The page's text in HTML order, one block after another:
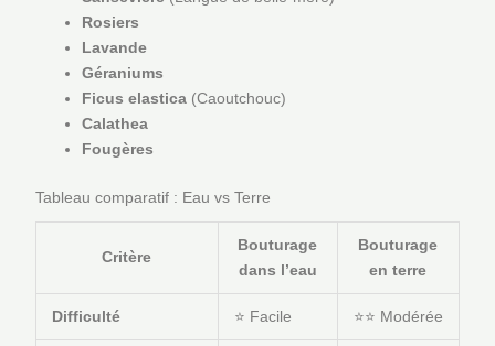
Rosiers
Lavande
Géraniums
Ficus elastica(Caoutchouc)
Calathea
Fougères
Tableau comparatif : Eau vs Terre
Critère
Bouturage
dans l’eau
Bouturage
en terre
Difficulté ⭐ Facile ⭐⭐ Modérée